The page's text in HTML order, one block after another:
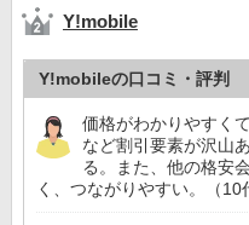
Y!mobile
Y!mobileの口コミ・評判
価格がわかりやすく
など割引要素が沢山
る。また、他の格安
く、つながりやすい。（10